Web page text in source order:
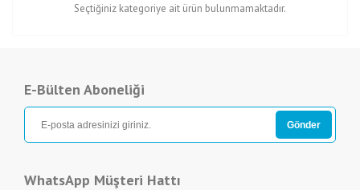
Seçtiğiniz kategoriye ait ürün bulunmamaktadır.
E-Bülten Aboneliği
WhatsApp Müşteri Hattı